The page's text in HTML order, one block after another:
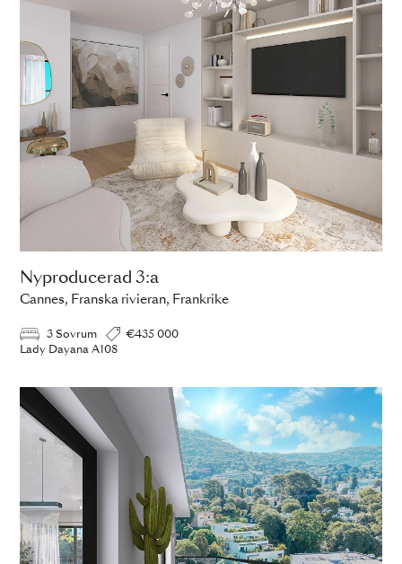
Nyproducerad 3:a
Cannes, Franska rivieran, Frankrike
3 Sovrum
€435 000
Lady Dayana A108